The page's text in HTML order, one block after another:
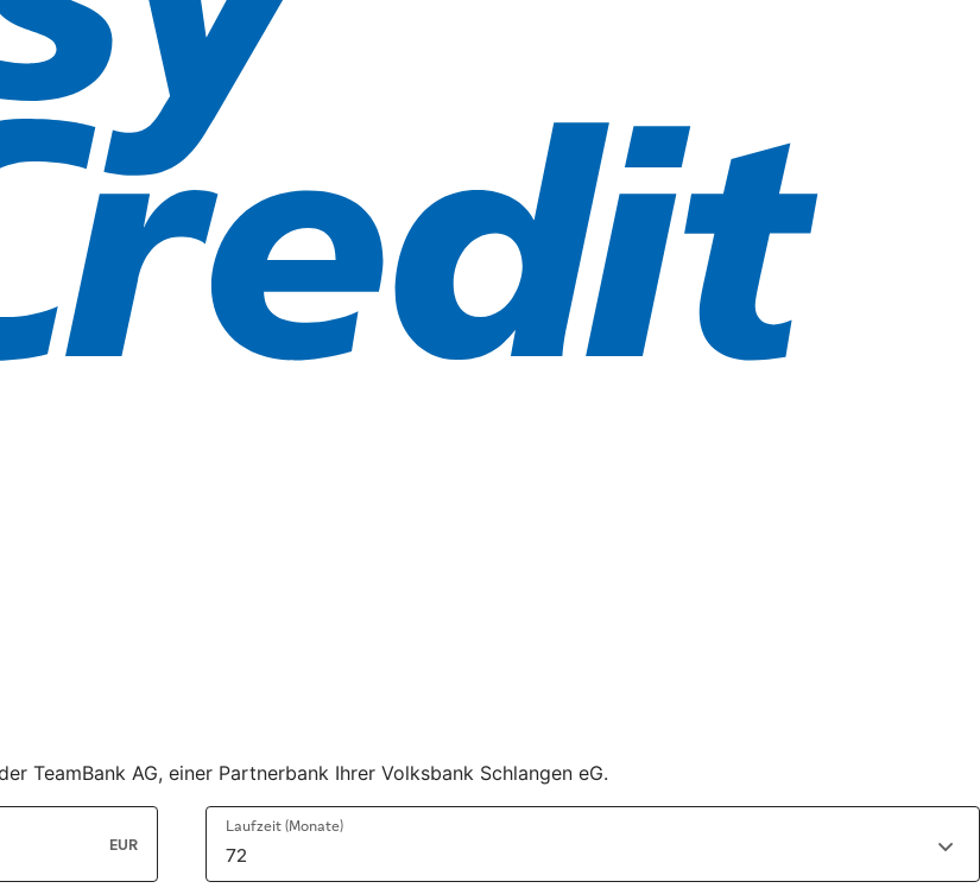
TeamBank AG, einer Partnerbank Ihrer Volksbank Schlangen eG.